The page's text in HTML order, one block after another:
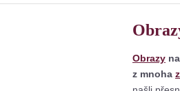
Obrazy n
z mnoha